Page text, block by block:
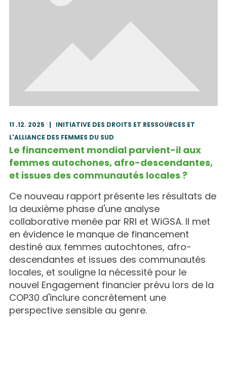
11 .12. 2025 | INITIATIVE DES DROITS ET RESSOURCES ET
L'ALLIANCE DES FEMMES DU SUD
Le financement mondial parvient-il aux
femmes autochones, afro-descendantes,
et issues des communautés locales ?
Ce nouveau rapport présente les résultats de
la deuxième phase d'une analyse
collaborative menée par RRI et WiGSA. Il met
en évidence le manque de financement
destiné aux femmes autochtones, afro-
descendantes et issues des communautés
locales, et souligne la nécessité pour le
nouvel Engagement financier prévu lors de la
COP30 d'inclure concrètement une
perspective sensible au genre.